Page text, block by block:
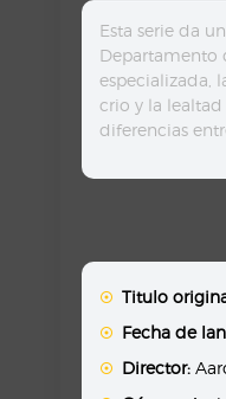
Esta serie da
Departamento
especializada,
crio y la lealtad
diferencias
Titulo
Fecha de
Director: